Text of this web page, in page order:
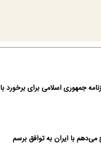
جمهوری اسلامی برای برخورد با
با ایران به توافق برسم